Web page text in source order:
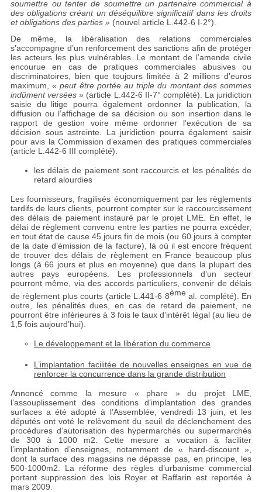
soumettre ou tenter de soumettre un partenaire commercial à
des obligations créant un déséquilibre significatif dans les droits
et obligations des parties »(nouvel article L.442-6 I-2°).
De même, la libéralisation des relations commerciales
s’accompagne d’un renforcement des sanctions afin de protéger
les acteurs les plus vulnérables. Le montant de l’amende civile
encourue en cas de pratiques commerciales abusives ou
discriminatoires, bien que toujours limitée à 2 millions d’euros
maximum,« peut être portée au triple du montant des sommes
indûment versées » (article L.442-6 II-7° complété). La juridiction
saisie du litige pourra également ordonner la publication, la
diffusion ou l’affichage de sa décision ou son insertion dans le
rapport de gestion voire même ordonner l’exécution de sa
décision sous astreinte. La juridiction pourra également saisir
pour avis la Commission d’examen des pratiques commerciales
(article L.442-6 III complété).
les délais de paiement sont raccourcis et les pénalités de
retard alourdies
Les fournisseurs, fragilisés économiquement par les règlements
tardifs de leurs clients, pourront compter sur le raccourcissement
des délais de paiement instauré par le projet LME. En effet, le
délai de règlement convenu entre les parties ne pourra excéder,
en tout état de cause 45 jours fin de mois (ou 60 jours à compter
de la date d’émission de la facture), là où il est encore fréquent
de trouver des délais de règlement en France beaucoup plus
longs (à 66 jours et plus en moyenne) que dans la plupart des
autres pays européens. Les professionnels d’un secteur
pourront même, via des accords particuliers, convenir de délais
de règlement plus courts (article L.441-6 8ème al. complété). En
outre, les pénalités dues, en cas de retard de paiement, ne
pourront être inférieures à 3 fois le taux d’intérêt légal (au lieu de
1,5 fois aujourd’hui).
Le développement et la libération du commerce
L’implantation facilitée de nouvelles enseignes en vue de
renforcer la concurrence dans la grande distribution
Annoncé comme la mesure « phare » du projet LME,
l’assouplissement des conditions d’implantation des grandes
surfaces a été adopté à l’Assemblée, vendredi 13 juin, et les
députés ont voté le relèvement du seuil de déclenchement des
procédures d’autorisation des hypermarchés ou supermarchés
de 300 à 1000 m2. Cette mesure a vocation à faciliter
l’implantation d’enseignes, notamment de « hard-discount »,
dont la surface des magasins ne dépasse pas, en principe, les
500-1000m2. La réforme des règles d’urbanisme commercial
portant suppression des lois Royer et Raffarin est reportée à
mars 2009.